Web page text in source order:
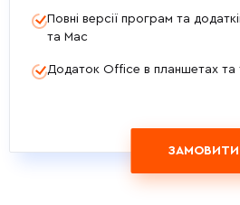
Повні версії програм та
та Mac
Додаток Office в планшетах та
ЗАМОВИТИ